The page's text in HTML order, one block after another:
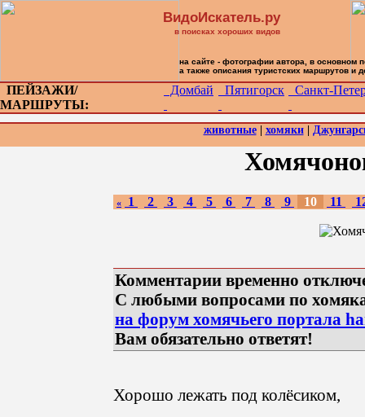
ПЕЙЗАЖИ/
МАРШРУТЫ:
Домбай Пятигорск Санкт-
животные| хомяки|
« 1 2 3 4 5 6 7 8 9 10 11
Комментарии временно
С любыми вопросами по
на форум хомячьего портала
Вам обязательно ответят!
Хорошо лежать под колёсиком,
ВидоИскатель.ру
в поисках хороших видов
на сайте - фотографии автора, в основном
а также описания туристских маршрутов и